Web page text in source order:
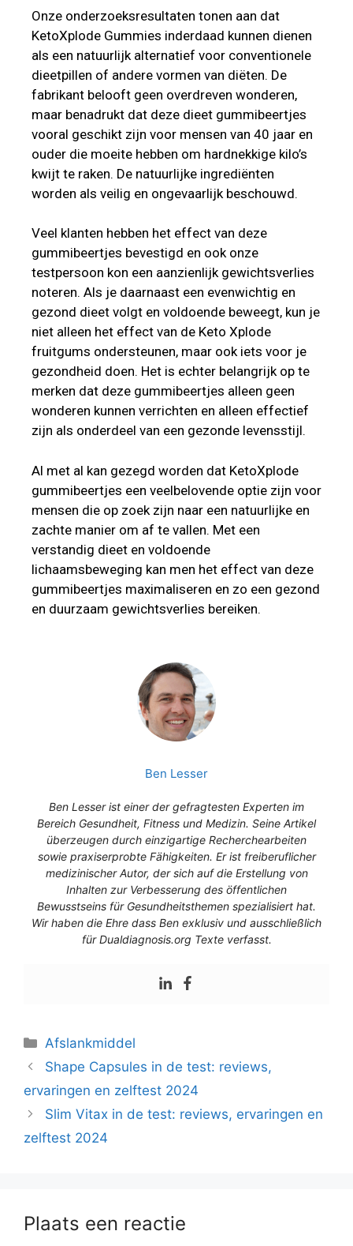
Onze onderzoeksresultaten tonen aan dat
KetoXplode Gummies inderdaad kunnen dienen
als een natuurlijk alternatief voor conventionele
dieetpillen of andere vormen van diëten. De
fabrikant belooft geen overdreven wonderen,
maar benadrukt dat deze dieet gummibeertjes
vooral geschikt zijn voor mensen van 40 jaar en
ouder die moeite hebben om hardnekkige kilo’s
kwijt te raken. De natuurlijke ingrediënten
worden als veilig en ongevaarlijk beschouwd.
Veel klanten hebben het effect van deze
gummibeertjes bevestigd en ook onze
testpersoon kon een aanzienlijk gewichtsverlies
noteren. Als je daarnaast een evenwichtig en
gezond dieet volgt en voldoende beweegt, kun je
niet alleen het effect van de Keto Xplode
fruitgums ondersteunen, maar ook iets voor je
gezondheid doen. Het is echter belangrijk op te
merken dat deze gummibeertjes alleen geen
wonderen kunnen verrichten en alleen effectief
zijn als onderdeel van een gezonde levensstijl.
Al met al kan gezegd worden dat KetoXplode
gummibeertjes een veelbelovende optie zijn voor
mensen die op zoek zijn naar een natuurlijke en
zachte manier om af te vallen. Met een
verstandig dieet en voldoende
lichaamsbeweging kan men het effect van deze
gummibeertjes maximaliseren en zo een gezond
en duurzaam gewichtsverlies bereiken.
Ben Lesser
Ben Lesser ist einer der gefragtesten Experten im
Bereich Gesundheit, Fitness und Medizin. Seine Artikel
überzeugen durch einzigartige Recherchearbeiten
sowie praxiserprobte Fähigkeiten. Er ist freiberuflicher
medizinischer Autor, der sich auf die Erstellung von
Inhalten zur Verbesserung des öffentlichen
Bewusstseins für Gesundheitsthemen spezialisiert hat.
Wir haben die Ehre dass Ben exklusiv und ausschließlich
für Dualdiagnosis.org Texte verfasst.
Afslankmiddel
Shape Capsules in de test: reviews,
ervaringen en zelftest 2024
Slim Vitax in de test: reviews, ervaringen en
zelftest 2024
Plaats een reactie